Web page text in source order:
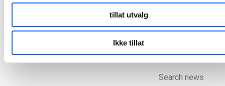
tillat utvalg
Ikke tillat
Alle